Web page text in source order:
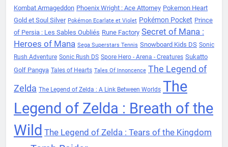
Kombat Armageddon Phoenix Wright : Ace Attorney Pokemon Heart
Gold et Soul Silver Pokémon Ecarlate et Violet Pokémon Pocket Prince
of Persia : Les Sables Oubliés Rune Factory Secret of Mana :
Heroes of Mana Sega Superstars Tennis Snowboard Kids DS Sonic
Rush Adventure Sonic Rush DS Spore Hero - Arena - Creatures Sukatto
Golf Pangya Tales of Hearts Tales Of Innoncence The Legend of
Zelda The Legend of Zelda : A Link Between Worlds The
Legend of Zelda : Breath of the
Wild The Legend of Zelda : Tears of the Kingdom